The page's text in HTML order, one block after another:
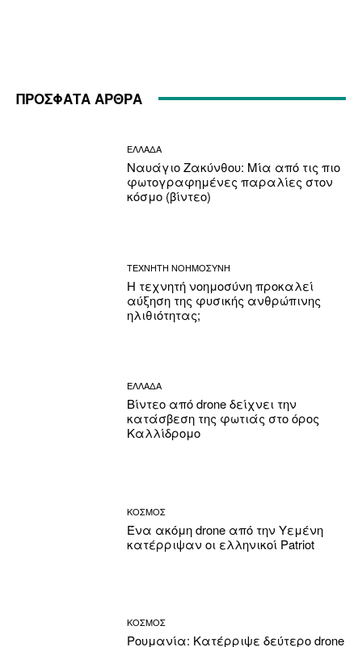
ΠΡΟΣΦΑΤΑ ΑΡΘΡΑ
ΕΛΛΑΔΑ
Ναυάγιο Ζακύνθου: Μία από τις πιο
φωτογραφημένες παραλίες στον
κόσμο (βίντεο)
ΤΕΧΝΗΤΗ ΝΟΗΜΟΣΥΝΗ
Η τεχνητή νοημοσύνη προκαλεί
αύξηση της φυσικής ανθρώπινης
ηλιθιότητας;
ΕΛΛΑΔΑ
Βίντεο από drone δείχνει την
κατάσβεση της φωτιάς στο όρος
Καλλίδρομο
ΚΟΣΜΟΣ
Ένα ακόμη drone από την Υεμένη
κατέρριψαν οι ελληνικοί Patriot
ΚΟΣΜΟΣ
Ρουμανία: Κατέρριψε δεύτερο drone